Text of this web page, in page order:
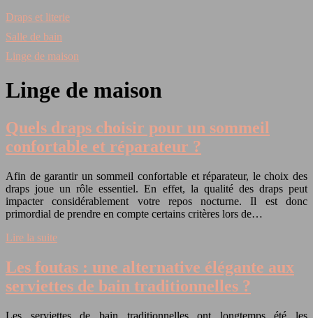
Draps et literie
Salle de bain
Linge de maison
Linge de maison
Quels draps choisir pour un sommeil
confortable et réparateur ?
Afin de garantir un sommeil confortable et réparateur, le choix des
draps joue un rôle essentiel. En effet, la qualité des draps peut
impacter considérablement votre repos nocturne. Il est donc
primordial de prendre en compte certains critères lors de…
Lire la suite
Les foutas : une alternative élégante aux
serviettes de bain traditionnelles ?
Les serviettes de bain traditionnelles ont longtemps été les